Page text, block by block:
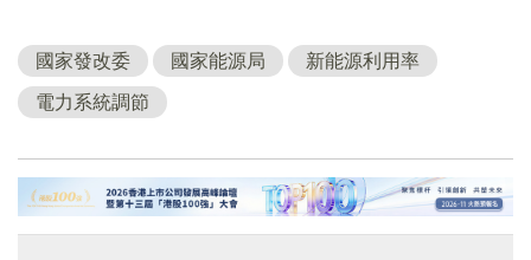
國家發改委 國家能源局 新能源利用率
電力系統調節